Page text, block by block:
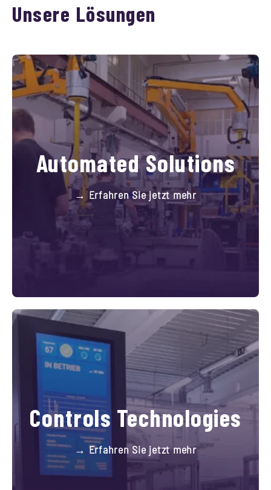
Unsere Lösungen
Automated Solutions
→ Erfahren Sie jetzt mehr
Controls Technologies
→ Erfahren Sie jetzt mehr